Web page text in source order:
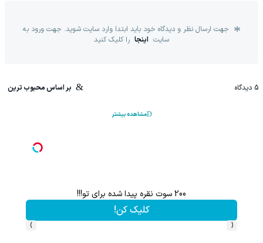
جهت ارسال نظر و دیدگاه خود باید ابتدا وارد سایت شوید. جهت ورود به
سایت اینجا را کلیک کنید
5 دیدگاه بر اساس محبوب ترین
مشاهده بیشتر
200 سوت نقره پیدا شده برای تو!!!
کلیک کن!
‹
›